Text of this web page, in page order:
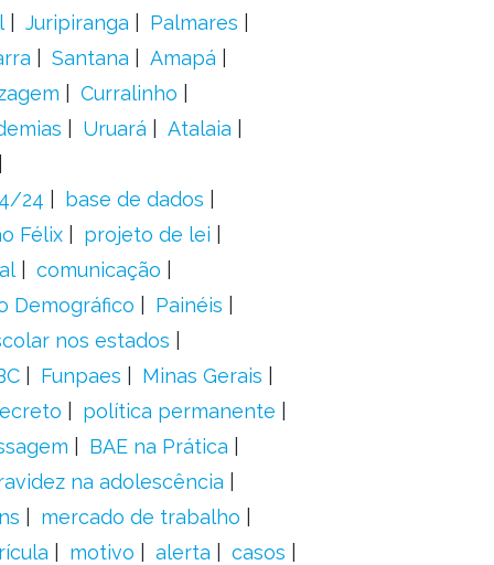
Juripiranga
Palmares
Santana
Amapá
Curralinho
Uruará Atalaia
24
base de dados
Félix
projeto de lei
comunicação
Demográfico
Painéis
nos estados
Funpaes
Minas Gerais
política permanente
BAE na Prática
na adolescência
mercado de trabalho
motivo alerta
casos